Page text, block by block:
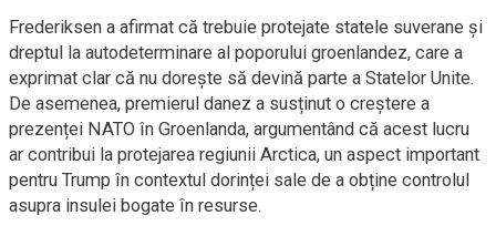
Frederiksen a afirmat că trebuie protejate statele suverane și
dreptul la autodeterminare al poporului groenlandez, care a
exprimat clar că nu dorește să devină parte a Statelor Unite.
De asemenea, premierul danez a susținut o creștere a
prezenței NATO în Groenlanda, argumentând că acest lucru
ar contribui la protejarea regiunii Arctica, un aspect important
pentru Trump în contextul dorinței sale de a obține controlul
asupra insulei bogate în resurse.